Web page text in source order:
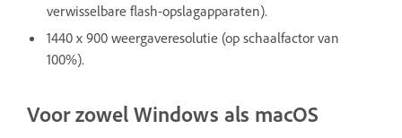
verwisselbare flash-opslagapparaten).
1440 x 900 weergaveresolutie (op schaalfactor van
100%).
Voor zowel Windows als macOS